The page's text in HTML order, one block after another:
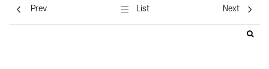
Prev List Next